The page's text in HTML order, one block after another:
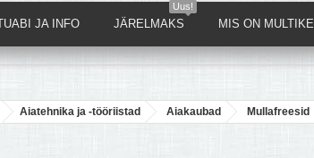
JA INFO
Uus!
JÄRELMAKS MIS ON
Aiatehnika ja -tööriistad Aiakaubad Mullafreesid